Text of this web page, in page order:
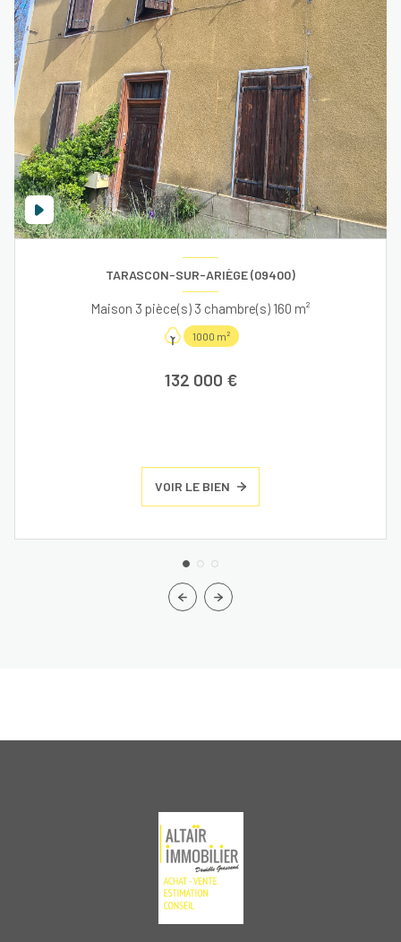
TARASCON-SUR-ARIÈGE (09400)
Maison 3 pièce(s) 3 chambre(s) 160 m²
1000 m²
132 000 €
VOIR LE BIEN